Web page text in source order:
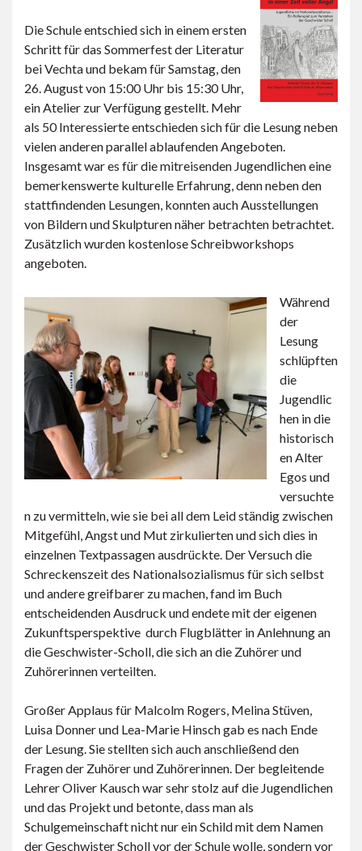
Die Schule entschied sich in einem ersten
Schritt für das Sommerfest der Literatur
bei Vechta und bekam für Samstag, den
26. August von 15:00 Uhr bis 15:30 Uhr,
ein Atelier zur Verfügung gestellt. Mehr
als 50 Interessierte entschieden sich für die Lesung neben
vielen anderen parallel ablaufenden Angeboten.
Insgesamt war es für die mitreisenden Jugendlichen eine
bemerkenswerte kulturelle Erfahrung, denn neben den
stattfindenden Lesungen, konnten auch Ausstellungen
von Bildern und Skulpturen näher betrachten betrachtet.
Zusätzlich wurden kostenlose Schreibworkshops
angeboten.
Während
der
Lesung
schlüpften
die
Jugendlic
hen in die
historisch
en Alter
Egos und
versuchte
n zu vermitteln, wie sie bei all dem Leid ständig zwischen
Mitgefühl, Angst und Mut zirkulierten und sich dies in
einzelnen Textpassagen ausdrückte. Der Versuch die
Schreckenszeit des Nationalsozialismus für sich selbst
und andere greifbarer zu machen, fand im Buch
entscheidenden Ausdruck und endete mit der eigenen
Zukunftsperspektive durch Flugblätter in Anlehnung an
die Geschwister-Scholl, die sich an die Zuhörer und
Zuhörerinnen verteilten.
Großer Applaus für Malcolm Rogers, Melina Stüven,
Luisa Donner und Lea-Marie Hinsch gab es nach Ende
der Lesung. Sie stellten sich auch anschließend den
Fragen der Zuhörer und Zuhörerinnen. Der begleitende
Lehrer Oliver Kausch war sehr stolz auf die Jugendlichen
und das Projekt und betonte, dass man als
Schulgemeinschaft nicht nur ein Schild mit dem Namen
der Geschwister Scholl vor der Schule wolle, sondern vor